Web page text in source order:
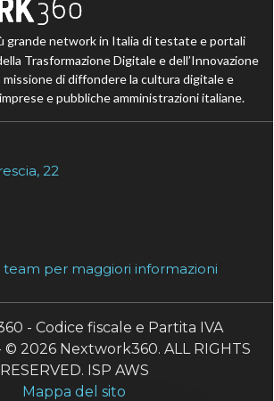
grande network in Italia di testate e portali
Trasformazione Digitale e dell’Innovazione
missione di diffondere la cultura digitale e
e pubbliche amministrazioni italiane.
22
per maggiori informazioni
- Codice fiscale e Partita IVA
© 2026 Nextwork360. ALL RIGHTS
RESERVED. ISP AWS
Mappa del sito